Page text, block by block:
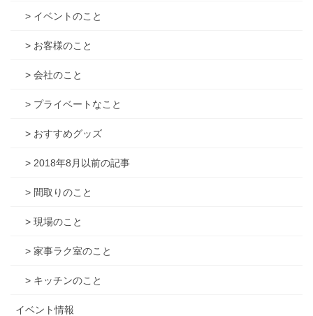
> イベントのこと
> お客様のこと
> 会社のこと
> プライベートなこと
> おすすめグッズ
> 2018年8月以前の記事
> 間取りのこと
> 現場のこと
> 家事ラク室のこと
> キッチンのこと
イベント情報